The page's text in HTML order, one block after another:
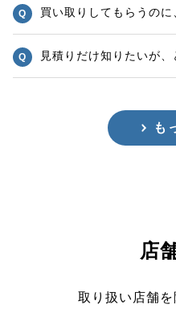
買い取りしてもらうのに
見積りだけ知りたいが
も
店
取り扱い店舗を